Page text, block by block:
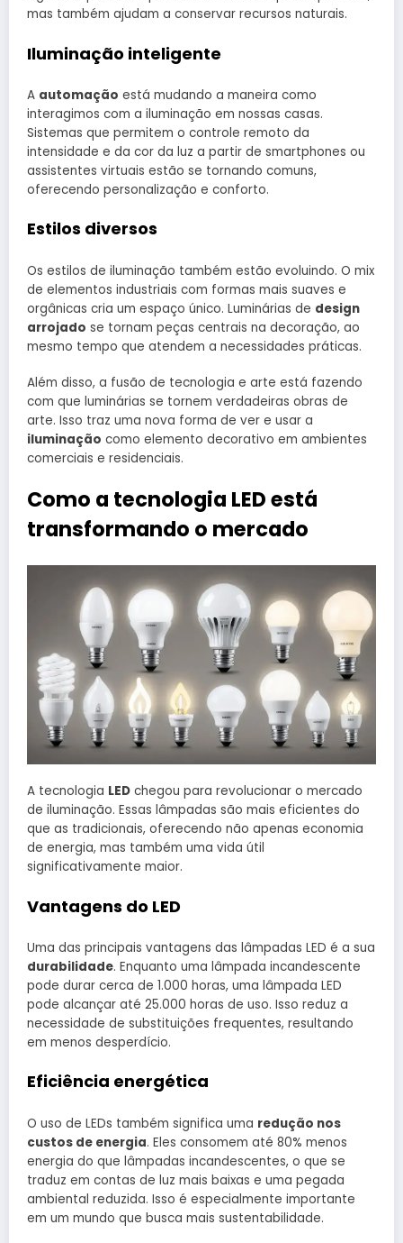
mas também ajudam a conservar recursos naturais.
Iluminação inteligente
A automação está mudando a maneira como
interagimos com a iluminação em nossas casas.
Sistemas que permitem o controle remoto da
intensidade e da cor da luz a partir de smartphones ou
assistentes virtuais estão se tornando comuns,
oferecendo personalização e conforto.
Estilos diversos
Os estilos de iluminação também estão evoluindo. O mix
de elementos industriais com formas mais suaves e
orgânicas cria um espaço único. Luminárias de design
arrojado se tornam peças centrais na decoração, ao
mesmo tempo que atendem a necessidades práticas.
Além disso, a fusão de tecnologia e arte está fazendo
com que luminárias se tornem verdadeiras obras de
arte. Isso traz uma nova forma de ver e usar a
iluminação como elemento decorativo em ambientes
comerciais e residenciais.
Como a tecnologia LED está
transformando o mercado
A tecnologia LED chegou para revolucionar o mercado
de iluminação. Essas lâmpadas são mais eficientes do
que as tradicionais, oferecendo não apenas economia
de energia, mas também uma vida útil
significativamente maior.
Vantagens do LED
Uma das principais vantagens das lâmpadas LED é a sua
durabilidade. Enquanto uma lâmpada incandescente
pode durar cerca de 1.000 horas, uma lâmpada LED
pode alcançar até 25.000 horas de uso. Isso reduz a
necessidade de substituições frequentes, resultando
em menos desperdício.
Eficiência energética
O uso de LEDs também significa uma redução nos
custos de energia. Eles consomem até 80% menos
energia do que lâmpadas incandescentes, o que se
traduz em contas de luz mais baixas e uma pegada
ambiental reduzida. Isso é especialmente importante
em um mundo que busca mais sustentabilidade.